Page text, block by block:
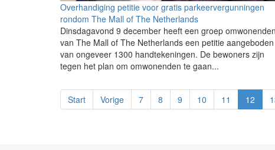
Overhandiging petitie voor gratis parkeervergunningen
rondom The Mall of The Netherlands
Dinsdagavond 9 december heeft een groep omwonenden
van The Mall of The Netherlands een petitie aangeboden
van ongeveer 1300 handtekeningen. De bewoners zijn
tegen het plan om omwonenden te gaan...
Start Vorige 7 8 9 10 11 12